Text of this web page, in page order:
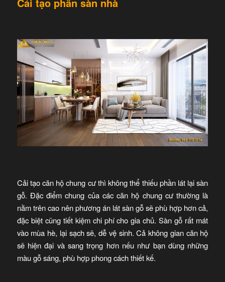
Cải tạo căn hộ chung cư thì không thể thiếu phần lát lại sàn
gỗ. Đặc điểm chung của các căn hộ chung cư thường là
nằm trên cao nên phương án lát sàn gỗ sẽ phù hợp hơn cả,
đặc biệt cũng tiết kiệm chi phí cho gia chủ. Sàn gỗ rất mát
vào mùa hè, lại sạch sẽ, dễ vệ sinh. Cả không gian căn hộ
sẽ hiện đại và sang trọng hơn nếu như bạn dùng những
màu gỗ sáng, phù hợp phong cách thiết kế.